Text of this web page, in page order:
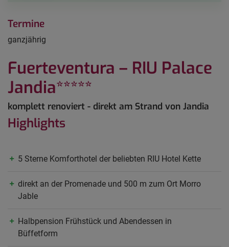
Termine
ganzjährig
Fuerteventura – RIU Palace
Jandia*****
komplett renoviert - direkt am Strand von Jandia
Highlights
5 Sterne Komforthotel der beliebten RIU Hotel Kette
direkt an der Promenade und 500 m zum Ort Morro
Jable
Halbpension Frühstück und Abendessen in
Büffetform